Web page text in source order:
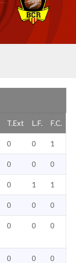
T.Ext L.F. F.C.
0 0 1
0 0 0
0 1 1
0 0 0
0 0 0
0 0 0